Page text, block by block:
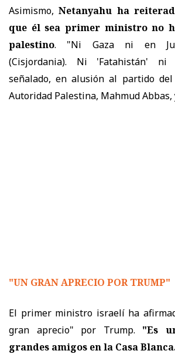
Asimismo,Netanyahu ha
que él sea primer ministro no
palestino. "Ni Gaza ni en
(Cisjordania). Ni 'Fatahistán' ni
señalado, en alusión al partido
Autoridad Palestina, Mahmud Abbas,
"UN GRAN APRECIO POR TRUMP"
El primer ministro israelí ha
gran aprecio" por Trump. "Es
grandes amigos en la Casa